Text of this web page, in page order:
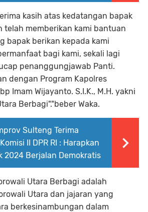
kasih atas kedatangan bapak
telah memberikan kami bantuan
bapak berikan kepada kami
bagi kami, sekali lagi
penanggungjawab Panti.
dengan Program Kapolres
Imam Wijayanto. S.I.K., M.H. yakni
Berbagi"."beber Waka.
Sulteng Terima
II DPR RI : Harapkan
2024 Berjalan Demokratis
Utara Berbagi adalah
Utara dan jajaran yang
berkesinambungan dalam